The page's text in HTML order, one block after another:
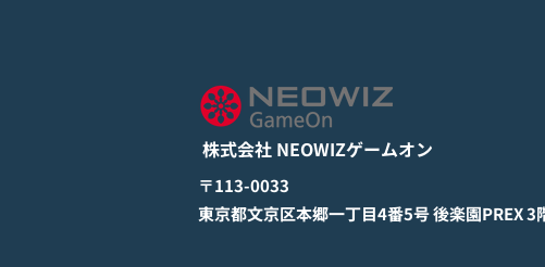
けて正式リリース！
詳しくは下記PDFをご確認くださ
い。 【ゲームオン プレスリリ
ース】 モバイル新作『ぼのぼの
なにしてる？』 Google Play
StoreとApp Storeから全世界に
向けて正式リリース！ #ぼのぼの
株式会社 NEOWIZゲームオン
​〒113-0033
東京都文京区本郷一丁目4番5号 後楽園PREX 3